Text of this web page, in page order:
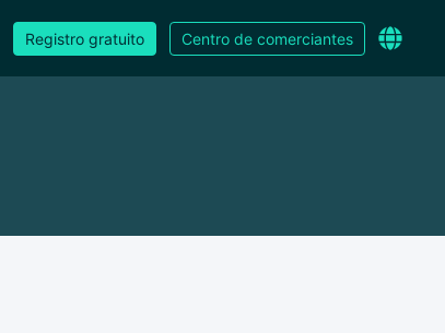
Registro gratuito Centro de comerciantes